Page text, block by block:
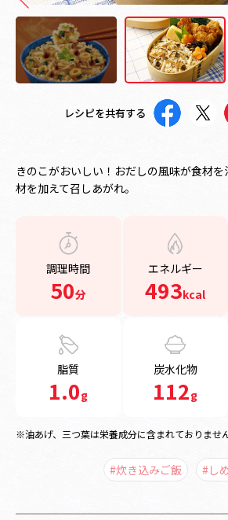
レシピを共有する
きのこがおいしい！おだしの風味が食材
材を加えて召しあがれ。
調理時間
50分
エネルギー
493kcal
脂質
1.0g
炭水化物
112g
※油あげ、三つ葉は栄養成分に含まれておりませ
#炊き込みご飯 #し